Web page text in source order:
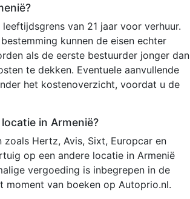
van 21 jaar voor verhuur.
kunnen de eisen echter
als de eerste bestuurder jonger dan
te dekken. Eventuele aanvullende
het kostenoverzicht, voordat u de
in Armenië?
Hertz, Avis, Sixt, Europcar en
op een andere locatie in Armenië
vergoeding is inbegrepen in de
moment van boeken op Autoprio.nl.